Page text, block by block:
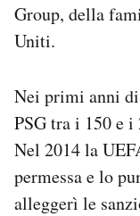
Group, della
Uniti.
Nei primi anni
PSG tra i 150 e
Nel 2014 la
permessa e lo
alleggerì le